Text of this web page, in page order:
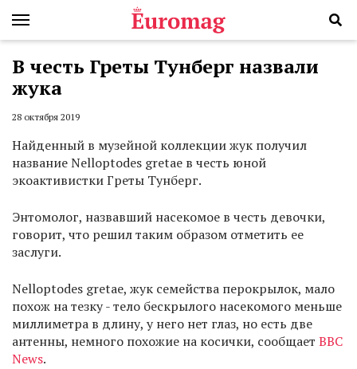
В честь Греты Тунберг назвали
жука
28 октября 2019
Найденный в музейной коллекции жук получил
название Nelloptodes gretae в честь юной
экоактивистки Греты Тунберг.
Энтомолог, назвавший насекомое в честь девочки,
говорит, что решил таким образом отметить ее
заслуги.
Nelloptodes gretae, жук семейства перокрылок, мало
похож на тезку - тело бескрылого насекомого меньше
миллиметра в длину, у него нет глаз, но есть две
антенны, немного похожие на косички, сообщает BBC
News.